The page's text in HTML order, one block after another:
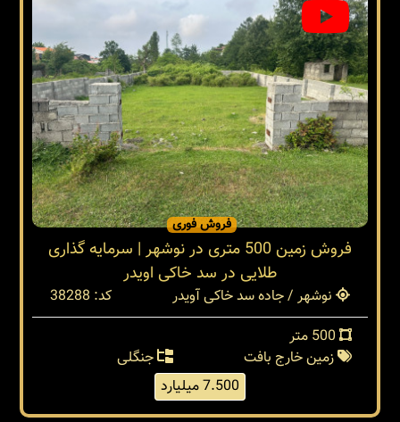
فروش فوری
فروش زمین 500 متری در نوشهر | سرمایه گذاری
طلایی در سد خاکی اویدر
نوشهر / جاده سد خاکی آویدر
کد: 38288
زمین خارج بافت
جنگلی
7.500 میلیارد